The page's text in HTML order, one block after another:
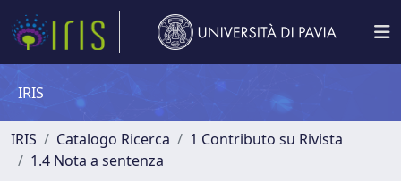
IRIS
IRIS Catalogo Ricerca
1 Contributo su Rivista
1.4 Nota a sentenza